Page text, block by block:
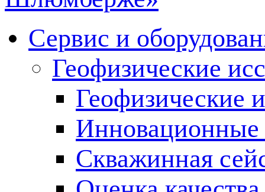
Сервис и
Геофизические
Геофизические
Инновационные
Скважинная